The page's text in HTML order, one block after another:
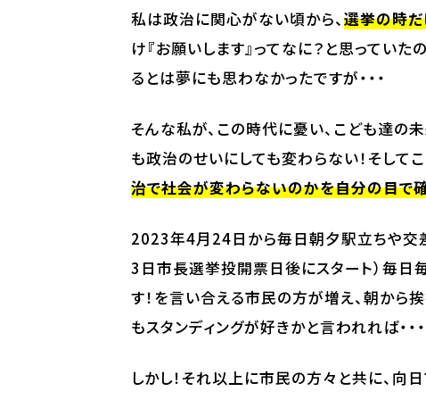
私は政治に関心がない頃から、選挙の時だ
け『お願いします』ってなに？と思ってい
るとは夢にも思わなかったですが・・・
そんな私が、この時代に憂い、こども達の
も政治のせいにしても変わらない！そして
治で社会が変わらないのかを自分の目で
2023年4月24日から毎日朝夕駅立ちや交差
3日市長選挙投開票日後にスタート）毎日
す！を言い合える市民の方が増え、朝から
もスタンディングが好きかと言われれば・・
しかし！それ以上に市民の方々と共に、向